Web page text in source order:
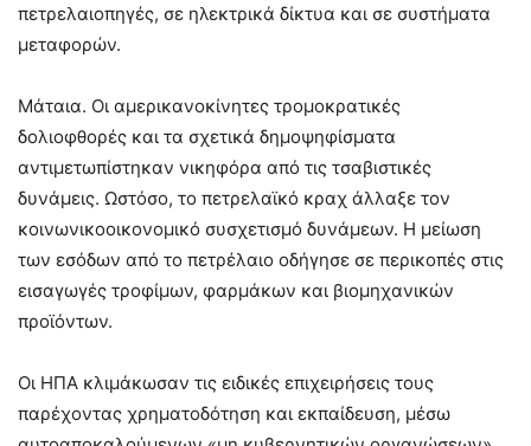
πετρελαιοπηγές, σε ηλεκτρικά δίκτυα και σε συστήματα
μεταφορών.
Μάταια. Οι αμερικανοκίνητες τρομοκρατικές
δολιοφθορές και τα σχετικά δημοψηφίσματα
αντιμετωπίστηκαν νικηφόρα από τις τσαβιστικές
δυνάμεις. Ωστόσο, το πετρελαϊκό κραχ άλλαξε τον
κοινωνικοοικονομικό συσχετισμό δυνάμεων. Η μείωση
των εσόδων από το πετρέλαιο οδήγησε σε περικοπές στις
εισαγωγές τροφίμων, φαρμάκων και βιομηχανικών
προϊόντων.
Οι ΗΠΑ κλιμάκωσαν τις ειδικές επιχειρήσεις τους
παρέχοντας χρηματοδότηση και εκπαίδευση, μέσω